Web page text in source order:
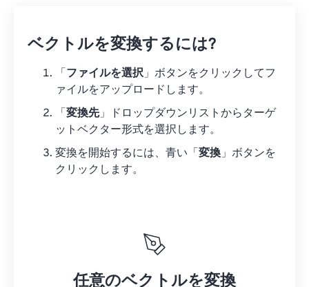
ベクトルを変換するには?
「 ファイルを選択」ボタンをクリックしてフ
ァイルをアップロードします。
「 変換先」ドロップダウンリストからターゲ
ットベクター形式を選択します。
変換を開始するには、青い「 変換」ボタンを
クリックします。
任意のベクトルを変換